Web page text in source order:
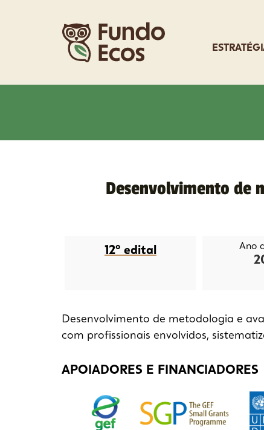
Desenvolvimento de
12º edital Ano
Desenvolvimento de metodologia e
com profissionais envolvidos,
APOIADORES E FINANCIADORES